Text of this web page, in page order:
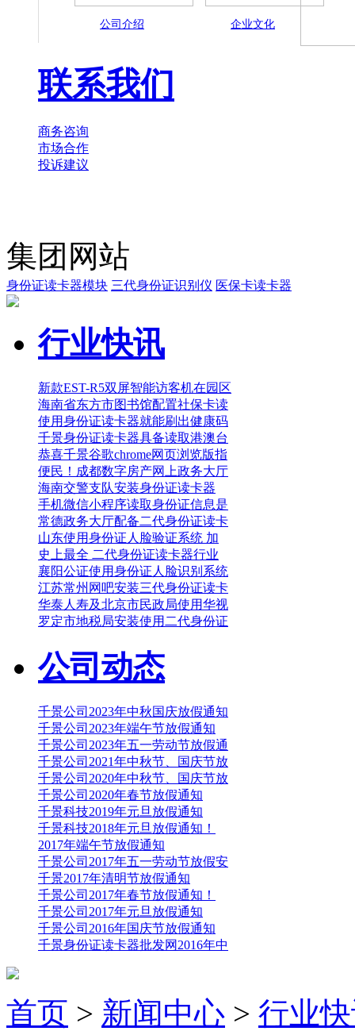
公司介绍 企业文化
联系我们
商务咨询
市场合作
投诉建议
集团网站
身份证读卡器模块 三代身份证识别仪 医保卡读卡器
行业快讯
新款EST-R5双屏智能访客机在园区
海南省东方市图书馆配置社保卡读
使用身份证读卡器就能刷出健康码
千景身份证读卡器具备读取港澳台
恭喜千景谷歌chrome网页浏览版指
便民！成都数字房产网上政务大厅
海南交警支队安装身份证读卡器
手机微信小程序读取身份证信息是
常德政务大厅配备二代身份证读卡
山东使用身份证人脸验证系统 加
史上最全 二代身份证读卡器行业
襄阳公证使用身份证人脸识别系统
江苏常州网吧安装三代身份证读卡
华泰人寿及北京市民政局使用华视
罗定市地税局安装使用二代身份证
公司动态
千景公司2023年中秋国庆放假通知
千景公司2023年端午节放假通知
千景公司2023年五一劳动节放假通
千景公司2021年中秋节、国庆节放
千景公司2020年中秋节、国庆节放
千景公司2020年春节放假通知
千景科技2019年元旦放假通知
千景科技2018年元旦放假通知！
2017年端午节放假通知
千景公司2017年五一劳动节放假安
千景2017年清明节放假通知
千景公司2017年春节放假通知！
千景公司2017年元旦放假通知
千景公司2016年国庆节放假通知
千景身份证读卡器批发网2016年中
首页 > 新闻中心 > 行业